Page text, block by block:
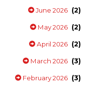
June 2026 (2)
May 2026 (2)
April 2026 (2)
March 2026 (3)
February 2026 (3)